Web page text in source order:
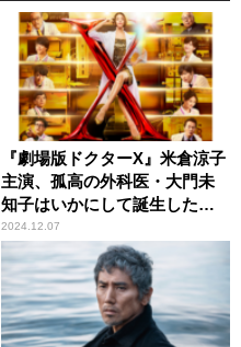
『劇場版ドクターX』米倉涼子
主演、孤高の外科医・大門未
知子はいかにして誕生したの
か
2024.12.07